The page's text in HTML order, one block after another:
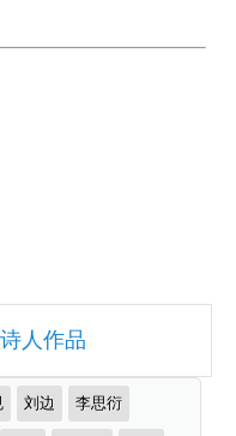
人作品
刘边 李思衍